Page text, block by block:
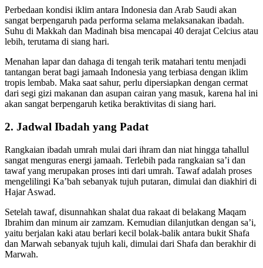
Perbedaan kondisi iklim antara Indonesia dan Arab Saudi akan
sangat berpengaruh pada performa selama melaksanakan ibadah.
Suhu di Makkah dan Madinah bisa mencapai 40 derajat Celcius atau
lebih, terutama di siang hari.
Menahan lapar dan dahaga di tengah terik matahari tentu menjadi
tantangan berat bagi jamaah Indonesia yang terbiasa dengan iklim
tropis lembab. Maka saat sahur, perlu dipersiapkan dengan cermat
dari segi gizi makanan dan asupan cairan yang masuk, karena hal ini
akan sangat berpengaruh ketika beraktivitas di siang hari.
2. Jadwal Ibadah yang Padat
Rangkaian ibadah umrah mulai dari ihram dan niat hingga tahallul
sangat menguras energi jamaah. Terlebih pada rangkaian sa’i dan
tawaf yang merupakan proses inti dari umrah. Tawaf adalah proses
mengelilingi Ka’bah sebanyak tujuh putaran, dimulai dan diakhiri di
Hajar Aswad.
Setelah tawaf, disunnahkan shalat dua rakaat di belakang Maqam
Ibrahim dan minum air zamzam. Kemudian dilanjutkan dengan sa’i,
yaitu berjalan kaki atau berlari kecil bolak-balik antara bukit Shafa
dan Marwah sebanyak tujuh kali, dimulai dari Shafa dan berakhir di
Marwah.